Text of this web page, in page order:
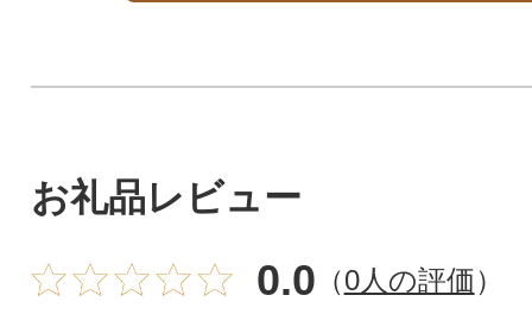
お礼品レビュー
0.0 （0人の評価）